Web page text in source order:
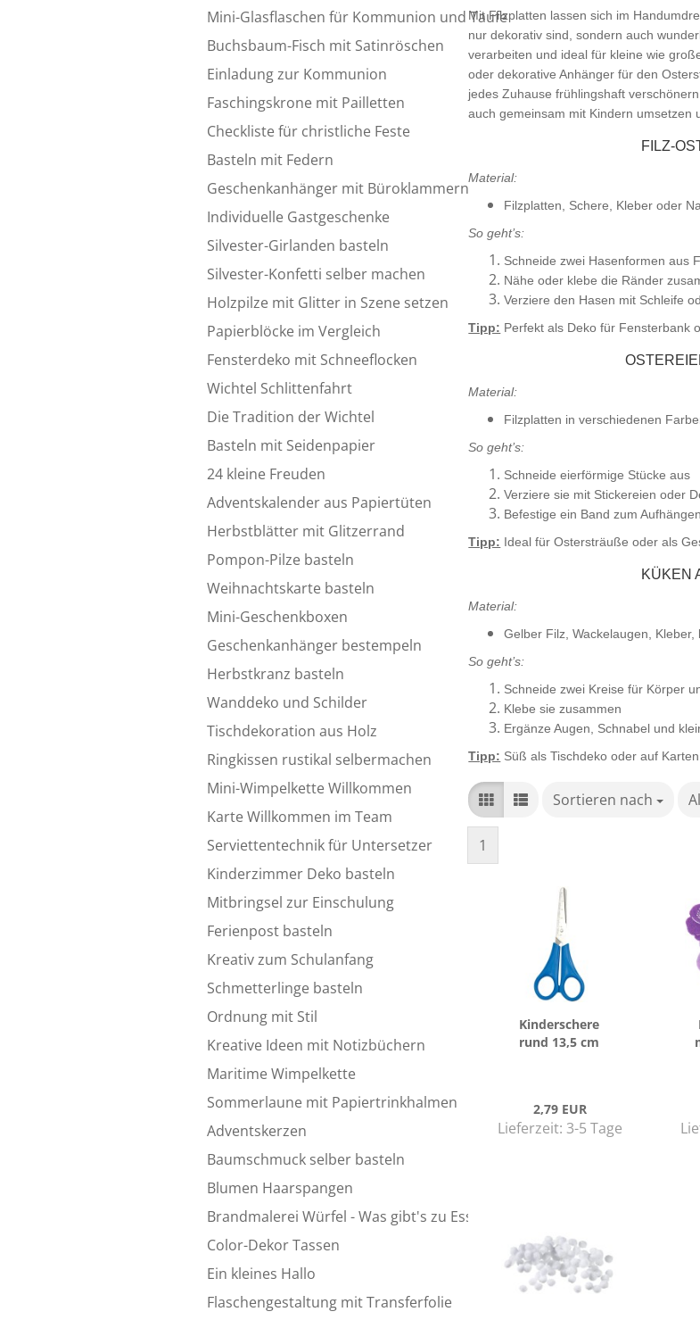
Mit Filzplatten lassen sich im
nur dekorativ sind, sondern auch
verarbeiten und ideal für kleine wie
oder dekorative Anhänger für den
jedes Zuhause frühlingshaft
auch gemeinsam mit Kindern umsetzen
FILZ-
Material:
Filzplatten, Schere, Kleber oder
So geht’s:
Schneide zwei Hasenformen aus
Nähe oder klebe die Ränder
Verziere den Hasen mit Schleife
Tipp: Perfekt als Deko für Fensterbank
Material:
Filzplatten in verschiedenen
So geht’s:
Schneide eierförmige Stücke aus
Verziere sie mit Stickereien oder
Befestige ein Band zum Aufhängen
Tipp: Ideal für Ostersträuße oder als
KÜKEN
Material:
Gelber Filz, Wackelaugen,
So geht’s:
Schneide zwei Kreise für Körper
Klebe sie zusammen
Ergänze Augen, Schnabel und
Tipp: Süß als Tischdeko oder auf Karten
Sortieren nach
Sortieren nach
1
Kin­der­sche­re
rund 13,5 cm
2,79 EUR
Lieferzeit: 3-5 Tage
Mini-Glasflaschen für Kommunion und Taufe
Buchsbaum-Fisch mit Satinröschen
Einladung zur Kommunion
Faschingskrone mit Pailletten
Checkliste für christliche Feste
Basteln mit Federn
Geschenkanhänger mit Büroklammern
Individuelle Gastgeschenke
Silvester-Girlanden basteln
Silvester-Konfetti selber machen
Holzpilze mit Glitter in Szene setzen
Papierblöcke im Vergleich
Fensterdeko mit Schneeflocken
Wichtel Schlittenfahrt
Die Tradition der Wichtel
Basteln mit Seidenpapier
24 kleine Freuden
Adventskalender aus Papiertüten
Herbstblätter mit Glitzerrand
Pompon-Pilze basteln
Weihnachtskarte basteln
Mini-Geschenkboxen
Geschenkanhänger bestempeln
Herbstkranz basteln
Wanddeko und Schilder
Tischdekoration aus Holz
Ringkissen rustikal selbermachen
Mini-Wimpelkette Willkommen
Karte Willkommen im Team
Serviettentechnik für Untersetzer
Kinderzimmer Deko basteln
Mitbringsel zur Einschulung
Ferienpost basteln
Kreativ zum Schulanfang
Schmetterlinge basteln
Ordnung mit Stil
Kreative Ideen mit Notizbüchern
Maritime Wimpelkette
Sommerlaune mit Papiertrinkhalmen
Adventskerzen
Baumschmuck selber basteln
Blumen Haarspangen
Brandmalerei Würfel - Was gibt's zu Essen?
Color-Dekor Tassen
Ein kleines Hallo
Flaschengestaltung mit Transferfolie